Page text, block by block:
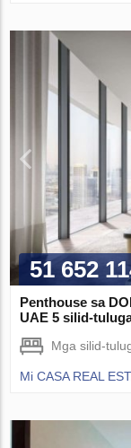
51 652
Penthouse sa
UAE 5 silid-
Mga silid-
Mi CASA REAL